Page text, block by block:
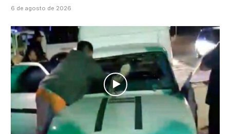
6 de agosto de 2026